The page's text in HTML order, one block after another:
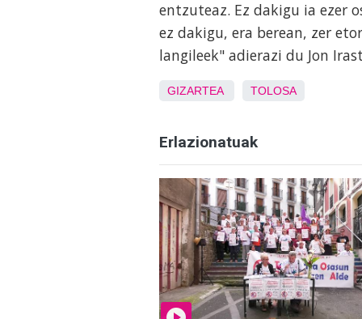
entzuteaz. Ez dakigu ia ezer
ez dakigu, era berean, zer
langileek" adierazi du Jon
GIZARTEA TOLOSA
Erlazionatuak